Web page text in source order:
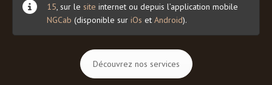
15, sur le site internet ou depuis l’application mobile
NGCab (disponible sur iOs et Android).
Découvrez nos services